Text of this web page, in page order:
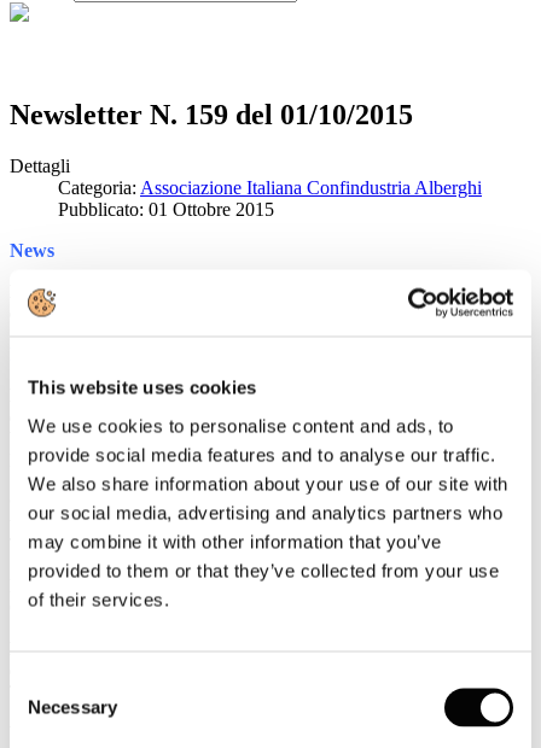
This website uses cookies
We use cookies to personalise content and ads, to
provide social media features and to analyse our traffic.
We also share information about your use of our site with
our social media, advertising and analytics partners who
may combine it with other information that you’ve
provided to them or that they’ve collected from your use
of their services.
Selection
Necessary
Newsletter N. 159 del 01/10/2015
Dettagli
Categoria: Associazione Italiana Confindustria Alberghi
Pubblicato: 01 Ottobre 2015
News
Eurostat:L'Italia è la meta turistica preferita dai turisti europei
ed extra-Ue
L'Italia primo paese europeo per numero di visitatori non
europei: è la destinazione preferita di cinesi, giapponesi e
brasiliani
EVENT REPORT
Ciuoffo, Toscana: "Dirotteremo i flussi dalle Ota verso il
turismo organizzato"
TTGITALIA
In dirittura d'arrivo verso il 31 ottobre. Il rebus del dopo Expo
CORRIERE.IT